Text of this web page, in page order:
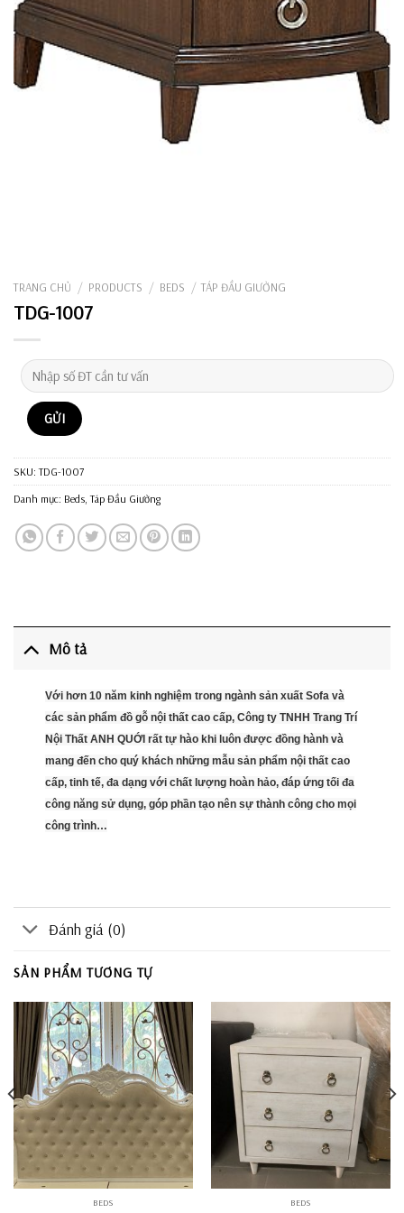
TRANG CHỦ / PRODUCTS / BEDS / TÁP ĐẦU GIƯỜNG
TDG-1007
SKU:TDG-1007
Danh mục: Beds,Táp Đầu Giường
Mô tả
Với hơn 10 năm kinh nghiệm trong ngành sản xuất Sofa và
các sản phẩm đồ gỗ nội thất cao cấp, Công ty TNHH Trang Trí
Nội Thất ANH QUỚI rất tự hào khi luôn được đồng hành và
mang đến cho quý khách những mẫu sản phẩm nội thất cao
cấp, tinh tế, đa dạng với chất lượng hoàn hảo, đáp ứng tối đa
công năng sử dụng, góp phần tạo nên sự thành công cho mọi
công trình…
Đánh giá (0)
SẢN PHẨM TƯƠNG TỰ
BEDS BEDS